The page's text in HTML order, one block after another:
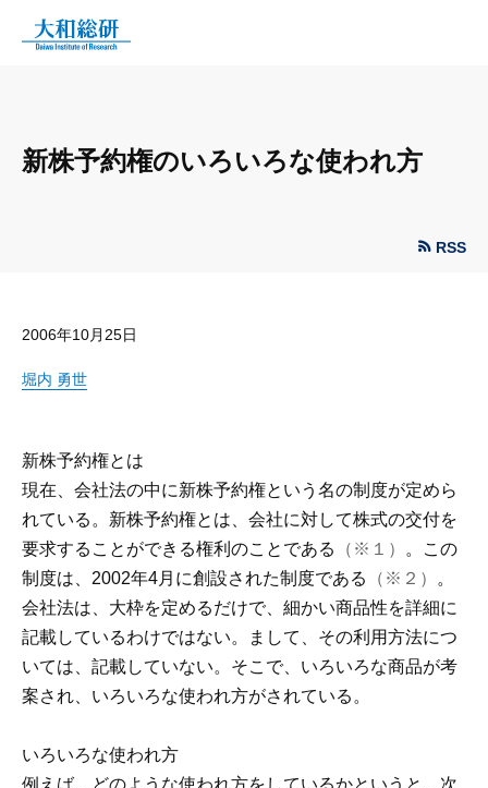
新株予約権のいろいろな使われ方
RSS
2006年10月25日
堀内 勇世
新株予約権とは
現在、会社法の中に新株予約権という名の制度が定めら
れている。新株予約権とは、会社に対して株式の交付を
要求することができる権利のことである
（※１）
。この
制度は、2002年4月に創設された制度である
（※２）
。
会社法は、大枠を定めるだけで、細かい商品性を詳細に
記載しているわけではない。まして、その利用方法につ
いては、記載していない。そこで、いろいろな商品が考
案され、いろいろな使われ方がされている。
いろいろな使われ方
例えば、どのような使われ方をしているかというと、次